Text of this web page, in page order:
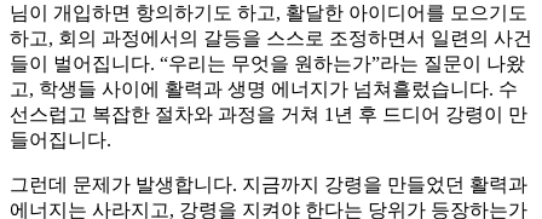
님이 개입하면 항의하기도 하고, 활달한 아이디어를 모으기도
하고, 회의 과정에서의 갈등을 스스로 조정하면서 일련의 사건
들이 벌어집니다. “우리는 무엇을 원하는가”라는 질문이 나왔
고, 학생들 사이에 활력과 생명 에너지가 넘쳐흘렀습니다. 수
선스럽고 복잡한 절차와 과정을 거쳐 1년 후 드디어 강령이 만
들어집니다.
그런데 문제가 발생합니다. 지금까지 강령을 만들었던 활력과
에너지는 사라지고, 강령을 지켜야 한다는 당위가 등장하는가